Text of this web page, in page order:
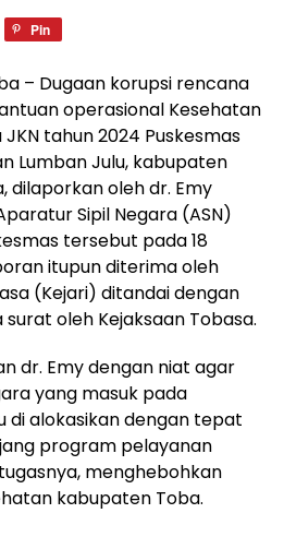
Pin
– Dugaan korupsi rencana
operasional Kesehatan
tahun 2024 Puskesmas
Lumban Julu, kabupaten
dilaporkan oleh dr. Emy
Sipil Negara (ASN)
tersebut pada 18
itupun diterima oleh
(Kejari) ditandai dengan
oleh Kejaksaan Tobasa.
dr. Emy dengan niat agar
yang masuk pada
di alokasikan dengan tepat
program pelayanan
menghebohkan
kabupaten Toba.